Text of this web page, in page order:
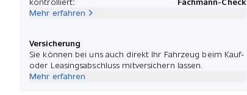
Mehr erfahren
Versicherung
Sie können bei uns auch direkt Ihr Fahrzeug beim Kauf-
oder Leasingsabschluss mitversichern lassen.
Mehr erfahren